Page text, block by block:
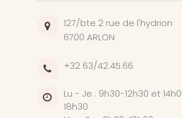
127/bte 2 rue de l'hydrion
6700 ARLON
+32 63/42.45.66
Lu - Je : 9h30-12h30 et
18h30